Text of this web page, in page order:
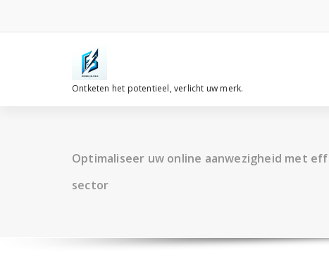
de
Ontketen het potentieel, verlicht uw merk.
Optimaliseer uw online aanwezigheid met
sector